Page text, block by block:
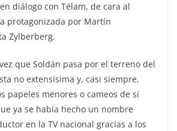
diálogo con Télam, de cara al
protagonizada por Martín
Zylberberg.
que Soldán pasa por el terreno del
no extensísima y, casi siempre,
papeles menores o cameos de sí
ya se había hecho un nombre
en la TV nacional gracias a los